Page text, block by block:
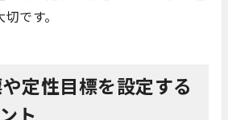
です。
定性目標を設定する
ト